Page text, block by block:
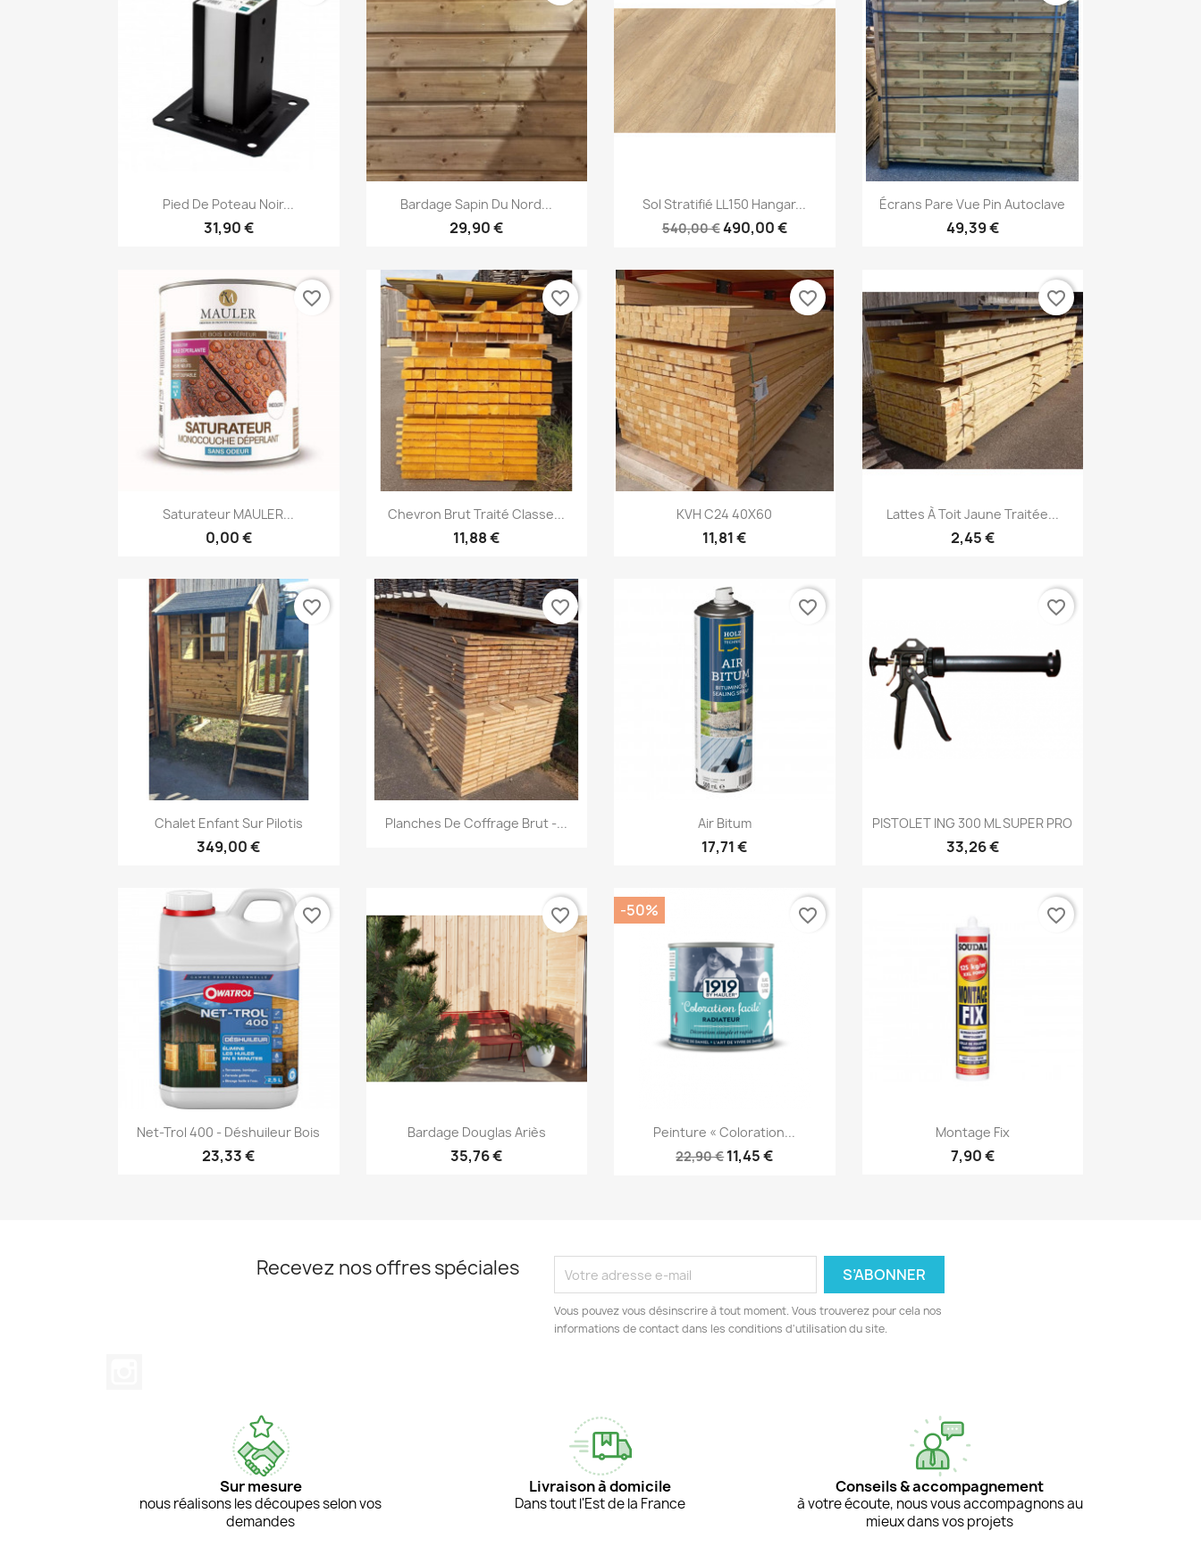
 Aperçu rapide
Pied De Poteau Noir...
31,90 €
Aperçu rapide
Bardage Sapin Du Nord...
29,90 €
Aperçu rapide
Sol Stratifié LL150 Hangar...
540,00 €490,00 €
Aperçu rapide
Écrans Pare Vue Pin Autoclave
49,39 €
Aperçu rapide
Saturateur MAULER...
0,00 €
favorite_border
Aperçu rapide
Chevron Brut Traité Classe...
11,88 €
favorite_border
Aperçu rapide
KVH C24 40X60
11,81 €
favorite_border
Aperçu rapide
Lattes À Toit Jaune Traitée...
2,45 €
favorite_border
Aperçu rapide
Chalet Enfant Sur Pilotis
349,00 €
favorite_border
Aperçu rapide
Planches De Coffrage Brut -...
favorite_border
Aperçu rapide
Air Bitum
17,71 €
favorite_border
Aperçu rapide
PISTOLET ING 300 ML SUPER PRO
33,26 €
favorite_border
 Aperçu rapide
Net-Trol 400 - Déshuileur Bois
23,33 €
favorite_border
Aperçu rapide
Bardage Douglas Ariès
35,76 €
favorite_border
Aperçu rapide
Peinture « Coloration...
22,90 €11,45 €
-50% favorite_border
Aperçu rapide
Montage Fix
7,90 €
favorite_border
Recevez nos offres spéciales
Vous pouvez vous désinscrire à tout moment. Vous trouverez pour cela nos
informations de contact dans les conditions d'utilisation du site.
Sur mesure
nous réalisons les découpes selon vos
demandes
Livraison à domicile
Dans tout l'Est de la France
Conseils & accompagnement
à votre écoute, nous vous accompagnons au
mieux dans vos projets